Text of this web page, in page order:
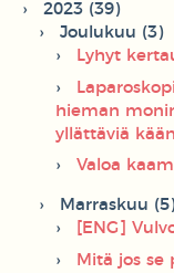
2023 (39)
Joulukuu (3)
Lyhyt
hieman
yllättäviä
Valoa
Marraskuu (5)
[ENG]
Mitä jos se